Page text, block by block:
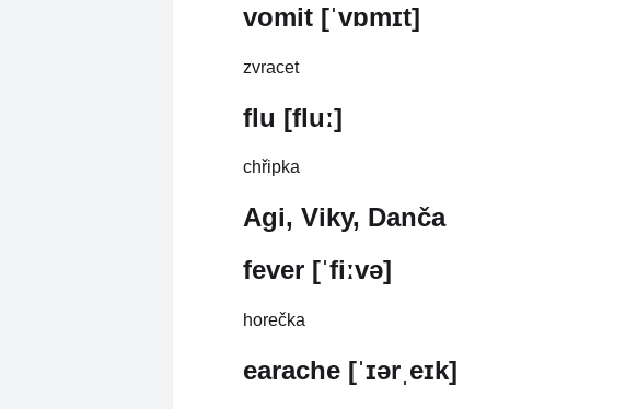
vomit [ˈvɒmɪt]
zvracet
flu [fluː]
chřipka
Agi, Viky, Danča
fever [ˈfiːvə]
horečka
earache [ˈɪərˌeɪk]